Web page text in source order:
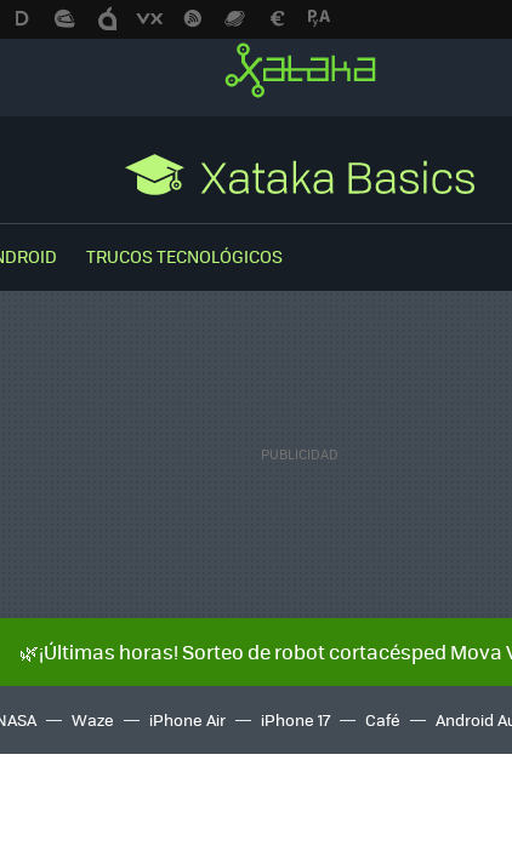
TRUCOS TECNOLÓGICOS
🌿¡Últimas horas! Sorteo de robot cortacésped Mova
Waze iPhone Air iPhone 17 Café Android